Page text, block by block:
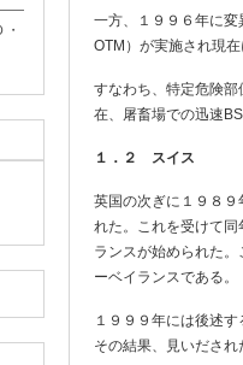
一方、１９９６年に
OTM）が実施され現
すなわち、特定危険
在、屠畜場での迅速
１．２ スイス
英国の次ぎに１９８
れた。これを受けて
ランスが始められた
ーベイランスである。
１９９９年には後述
その結果、見いださ
——